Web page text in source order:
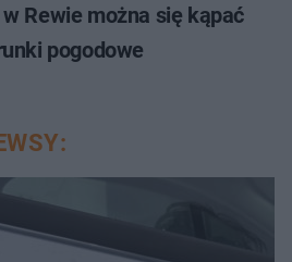
Rewie można się kąpać
pogodowe